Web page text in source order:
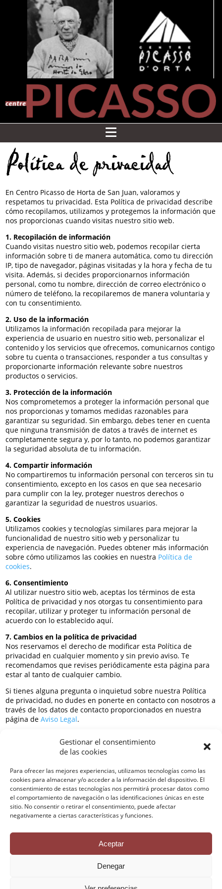
Gestionar el consentimiento
de las cookies
Para ofrecer las mejores experiencias, utilizamos tecnologías como las
cookies para almacenar y/o acceder a la información del dispositivo. El
consentimiento de estas tecnologías nos permitirá procesar datos como
el comportamiento de navegación o las identificaciones únicas en este
sitio. No consentir o retirar el consentimiento, puede afectar
negativamente a ciertas características y funciones.
Aceptar
Denegar
Política de privacidad
En Centro Picasso de Horta de San Juan, valoramos y
respetamos tu privacidad. Esta Política de privacidad describe
cómo recopilamos, utilizamos y protegemos la información que
nos proporcionas cuando visitas nuestro sitio web.
1. Recopilación de información
Cuando visitas nuestro sitio web, podemos recopilar cierta
información sobre ti de manera automática, como tu dirección
IP, tipo de navegador, páginas visitadas y la hora y fecha de tu
visita. Además, si decides proporcionarnos información
personal, como tu nombre, dirección de correo electrónico o
número de teléfono, la recopilaremos de manera voluntaria y
con tu consentimiento.
2. Uso de la información
Utilizamos la información recopilada para mejorar la
experiencia de usuario en nuestro sitio web, personalizar el
contenido y los servicios que ofrecemos, comunicarnos contigo
sobre tu cuenta o transacciones, responder a tus consultas y
proporcionarte información relevante sobre nuestros
productos o servicios.
3. Protección de la información
Nos comprometemos a proteger la información personal que
nos proporcionas y tomamos medidas razonables para
garantizar su seguridad. Sin embargo, debes tener en cuenta
que ninguna transmisión de datos a través de internet es
completamente segura y, por lo tanto, no podemos garantizar
la seguridad absoluta de tu información.
4. Compartir información
No compartiremos tu información personal con terceros sin tu
consentimiento, excepto en los casos en que sea necesario
para cumplir con la ley, proteger nuestros derechos o
garantizar la seguridad de nuestros usuarios.
5. Cookies
Utilizamos cookies y tecnologías similares para mejorar la
funcionalidad de nuestro sitio web y personalizar tu
experiencia de navegación. Puedes obtener más información
sobre cómo utilizamos las cookies en nuestra Política de
cookies.
6. Consentimiento
Al utilizar nuestro sitio web, aceptas los términos de esta
Política de privacidad y nos otorgas tu consentimiento para
recopilar, utilizar y proteger tu información personal de
acuerdo con lo establecido aquí.
7. Cambios en la política de privacidad
Nos reservamos el derecho de modificar esta Política de
privacidad en cualquier momento y sin previo aviso. Te
recomendamos que revises periódicamente esta página para
estar al tanto de cualquier cambio.
Si tienes alguna pregunta o inquietud sobre nuestra Política
de privacidad, no dudes en ponerte en contacto con nosotros a
través de los datos de contacto proporcionados en nuestra
página deAviso Legal.
Contactar
Política de privacidad
Avisos Legales
Política de cookies
Créditos